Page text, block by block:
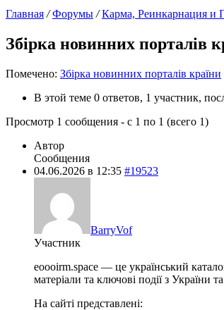
Главная / Форумы / Карма, Реинкарнация и
Збірка новинних порталів
Помечено: Збірка новинних порталів країни
В этой теме 0 ответов, 1 участник,
Просмотр 1 сообщения - с 1 по 1 (всего 1)
Автор
Сообщения
04.06.2026 в 12:35 #19523
BarryVof
Участник
eoooirm.space — це український
матеріали та ключові події з України та
На сайті представлені: